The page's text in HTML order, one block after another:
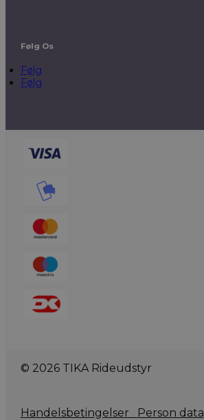
Følg Os
Følg
Følg
© 2026 TIKA Rideudstyr
Handelsbetingelser Person data